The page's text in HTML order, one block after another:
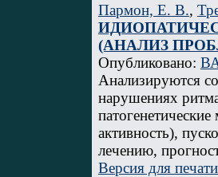
Пармон, Е. В.,
(АНАЛИЗ
Опубликовано:
Анализируются
нарушениях
активность),
лечению,
Версия для печати